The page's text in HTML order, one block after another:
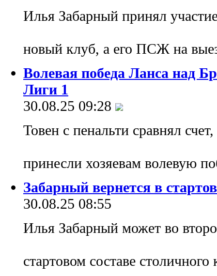
Илья Забарный принял
новый клуб, а его ПСЖ на
Волевая победа Ланса над
Лиги 1
30.08.25 09:28
Товен с пенальти сравнял
принесли хозяевам волевую
Забарный вернется в
30.08.25 08:55
Илья Забарный может во
стартовом составе